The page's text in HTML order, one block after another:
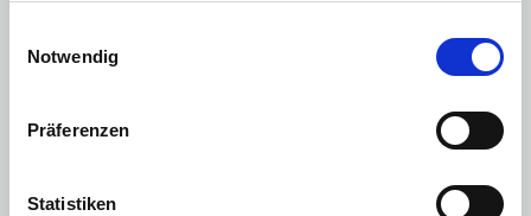
Cookies, wenn Sie unsere Webseite weiterhin nutzen.
Notwendig
Präferenzen
Statistiken
Beifahrereinzelsitz 4-fach verstellbar (Länge und
Lehnenneigung)
Fahrer-, Beifahrer-, Seiten- und Kopfairbags in 1. Reihe